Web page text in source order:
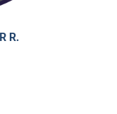
R.